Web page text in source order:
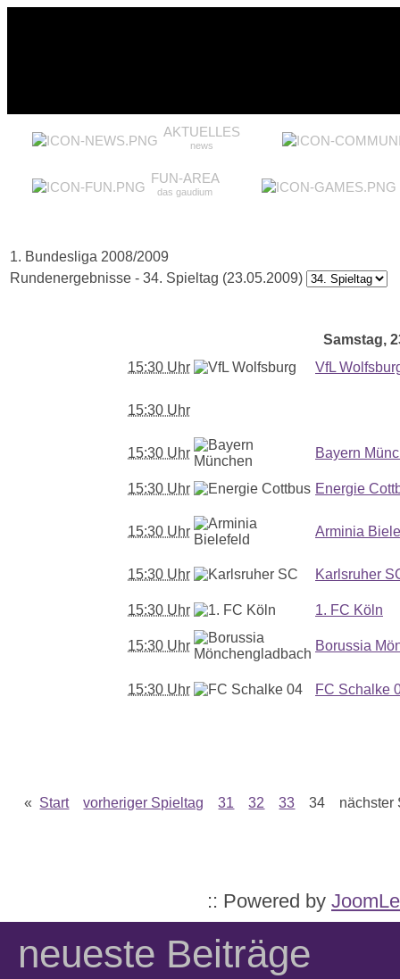
AKTUELLES
news
FUN-AREA
das gaudium
1. Bundesliga 2008/2009
Rundenergebnisse - 34. Spieltag (23.05.2009)
Samstag,
15:30 Uhr
VfL
15:30 Uhr
15:30 Uhr Bayern
15:30 Uhr Energie
15:30 Uhr Arminia
15:30 Uhr Karlsruher
15:30 Uhr 1. FC Köln
15:30 Uhr Borussia
15:30 Uhr FC Schalke
« Start vorheriger Spieltag 31 32 33 34 nächster
:: Powered by
neueste Beiträge